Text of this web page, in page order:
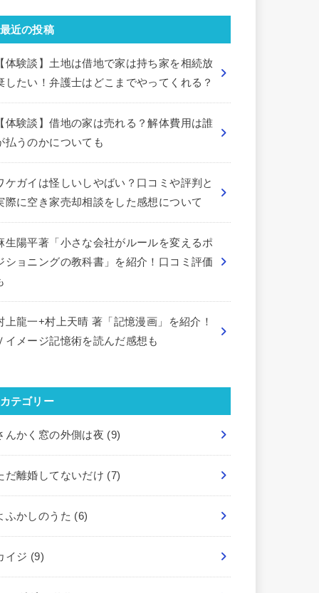
最近の投稿
体験談】土地は借地で家は持ち家を相続放
したい！弁護士はどこまでやってくれる？
体験談】借地の家は売れる？解体費用は誰
払うのかについても
ケガイは怪しいしやばい？口コミや評判と
際に空き家売却相談をした感想について
生陽平著「小さな会社がルールを変えるポ
ショニングの教科書」を紹介！口コミ評価
上龍一+村上天晴 著「記憶漫画」を紹介！
イメージ記憶術を読んだ感想も
カテゴリー
んかく窓の外側は夜 (9)
だ離婚してないだけ (7)
ふかしのうた (6)
イジ (9)